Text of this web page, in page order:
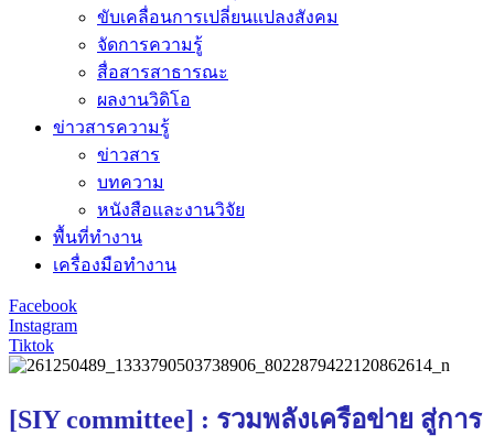
ขับเคลื่อนการเปลี่ยนแปลงสังคม
จัดการความรู้
สื่อสารสาธารณะ
ผลงานวิดิโอ
ข่าวสารความรู้
ข่าวสาร
บทความ
หนังสือและงานวิจัย
พื้นที่ทำงาน
เครื่องมือทำงาน
Facebook
Instagram
Tiktok
[SIY committee] : รวมพลังเครือข่าย สู่การ